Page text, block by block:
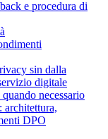
e procedura di
sin dalla
digitale
necessario
architettura,
DPO